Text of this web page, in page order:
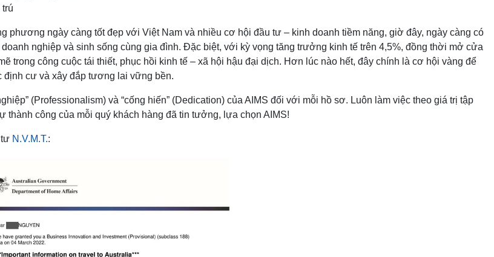
phương ngày càng tốt đẹp với Việt Nam và nhiều cơ hội đầu tư – kinh doanh tiềm năng, giờ đây, ngày càng có
nghiệp và sinh sống cùng gia đình. Đặc biệt, với kỳ vọng tăng trưởng kinh tế trên 4,5%, đồng thời mở cửa
trong công cuộc tái thiết, phục hồi kinh tế – xã hội hậu đại dịch. Hơn lúc nào hết, đây chính là cơ hội vàng để
định cư và xây đắp tương lai vững bền.
(Professionalism) và “cống hiến” (Dedication) của AIMS đối với mỗi hồ sơ. Luôn làm việc theo giá trị tập
thành công của mỗi quý khách hàng đã tin tưởng, lựa chọn AIMS!
N.V.M.T.: